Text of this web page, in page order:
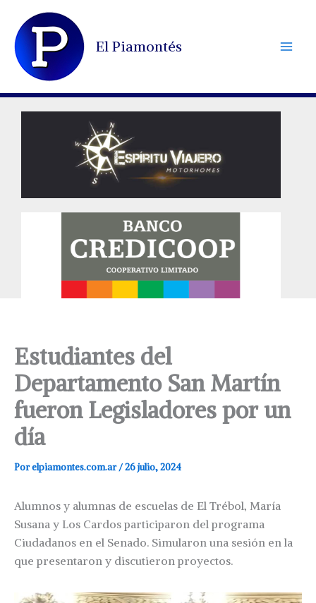
contenido
El Piamontés
Estudiantes del
Departamento San Martín
fueron Legisladores por un
día
Porelpiamontes.com.ar/26 julio, 2024
Alumnos y alumnas de escuelas de El Trébol, María
Susana y Los Cardos participaron del programa
Ciudadanos en el Senado. Simularon una sesión en la
que presentaron y discutieron proyectos.